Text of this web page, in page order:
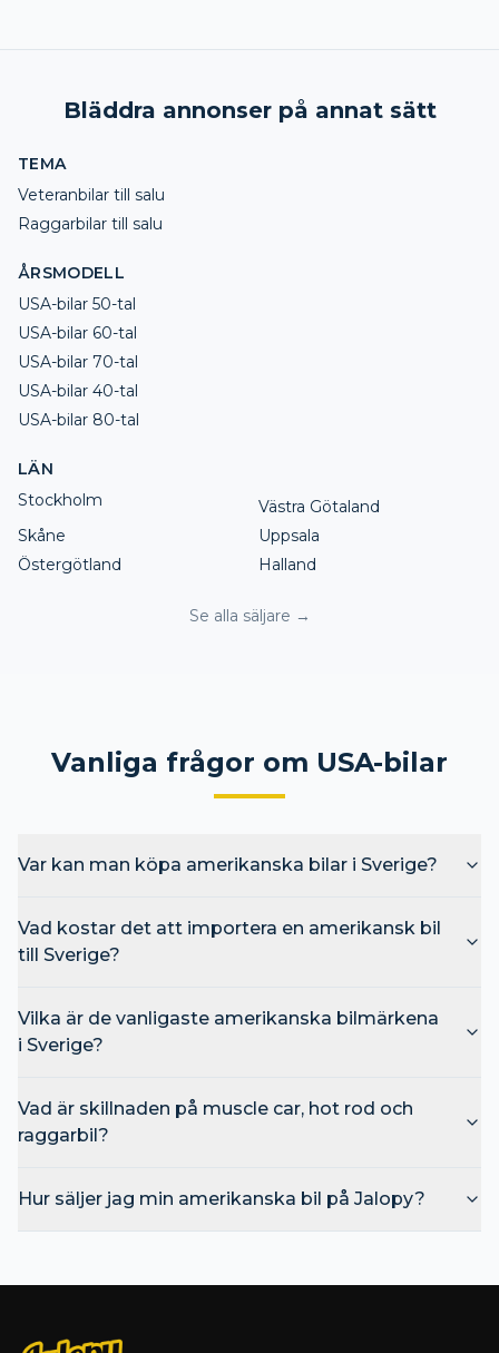
Bläddra annonser på annat sätt
TEMA
Veteranbilar till salu
Raggarbilar till salu
ÅRSMODELL
USA-bilar 50-tal
USA-bilar 60-tal
USA-bilar 70-tal
USA-bilar 40-tal
USA-bilar 80-tal
LÄN
Stockholm
Västra Götaland
Skåne
Uppsala
Östergötland
Halland
Se alla säljare →
Vanliga frågor om USA-bilar
Var kan man köpa amerikanska bilar i Sverige?
Vad kostar det att importera en amerikansk bil
till Sverige?
Vilka är de vanligaste amerikanska bilmärkena
i Sverige?
Vad är skillnaden på muscle car, hot rod och
raggarbil?
Hur säljer jag min amerikanska bil på Jalopy?